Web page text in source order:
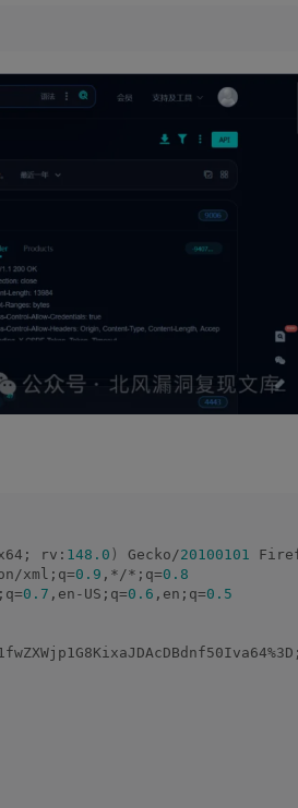
rv: 148.0 ) Gecko/20100101
xml;q=0.9 ,*/*;q=0.8
0.7 ,en-US;q=0.6 ,en;q=0.5